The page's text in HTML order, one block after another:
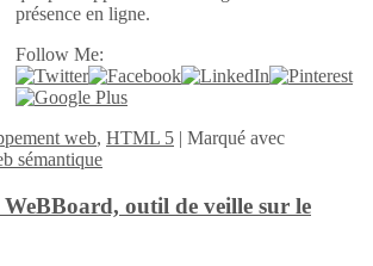
présence en ligne.
Follow Me:
web, HTML 5 | Marqué avec
sémantique
outil de veille sur le